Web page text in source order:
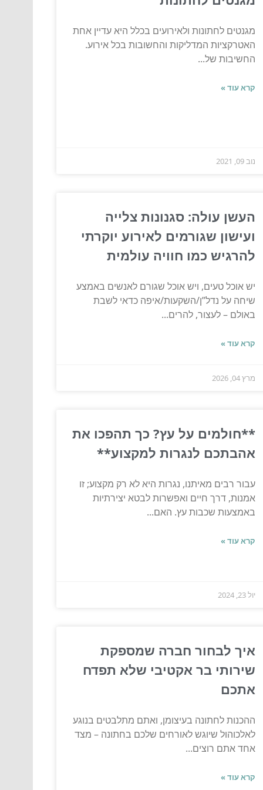
מגנטים לחתונות ולאירועים בכלל היא עדיין אחת
האטרקציות המדליקות והחשובות בכל אירוע.
החשיבות של...
קרא עוד »
נוב 09, 2021
העשן עולה: סגנונות צלייה
ועישון שגורמים לאירוע יוקרתי
להרגיש כמו חוויה עולמית
יש אוכל טעים, ויש אוכל שגורם לאנשים באמצע
שיחה על נדל”ן/השקעות/איפה כדאי לשבת
באולם – לעצור, להרים...
קרא עוד »
מרץ 04, 2026
**חולמים על עץ? כך תהפכו את
אהבתכם לנגרות למקצוע**
עבור רבים מאיתנו, נגרות היא לא רק מקצוע; זו
אמנות, דרך חיים ואפשרות לבטא יצירתיות
באמצעות שכבות עץ. האם...
קרא עוד »
יול 23, 2024
איך לבחור חברה שמספקת
שירותי בר אקטיבי שלא תפדח
אתכם
ההכנות לחתונה בעיצומן, ואתם מתלבטים בנוגע
לאלכוהול שיוגש לאורחים שלכם בחתונה – מצד
אחד אתם רוצים...
קרא עוד »